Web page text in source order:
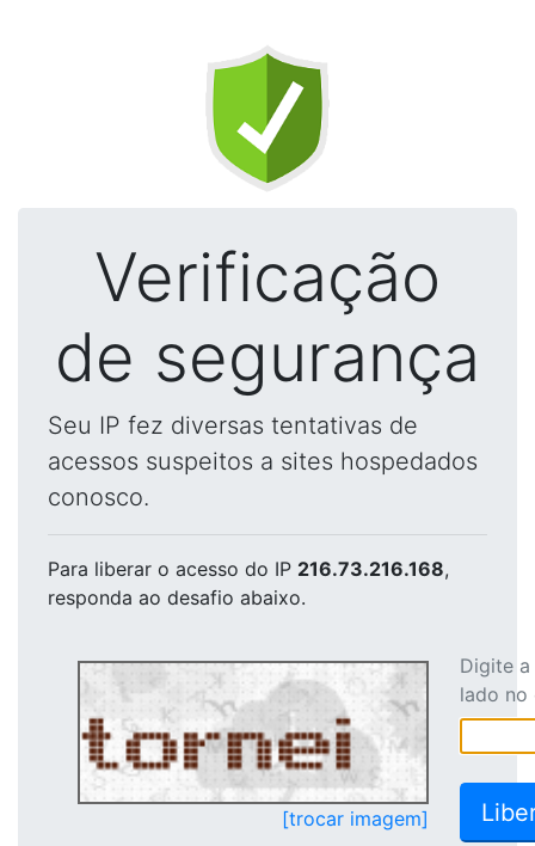
Verificação
de segurança
Seu IP fez diversas tentativas de
acessos suspeitos a sites hospedados
conosco.
Para liberar o acesso do IP 216.73.216.168,
responda ao desafio abaixo.
[trocar imagem]
Digite
lado no